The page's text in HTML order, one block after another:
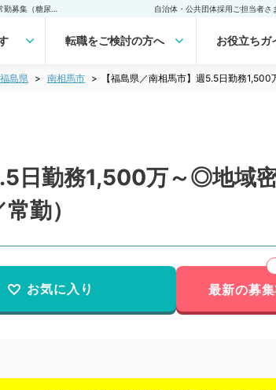
自治体・公共団体採用ご担当者さ
転職をご検討の方へ お役立ちガ
福島県 南相馬市 【福島県／南相馬市】週5.5日勤務
日勤務1,500万～◎地域
勤）
お気に入り 最新の募